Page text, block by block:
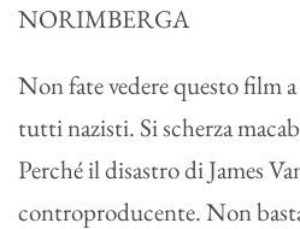
NORIMBERGA
Non fate vedere questo film
tutti nazisti. Si scherza
Perché il disastro di James
controproducente. Non